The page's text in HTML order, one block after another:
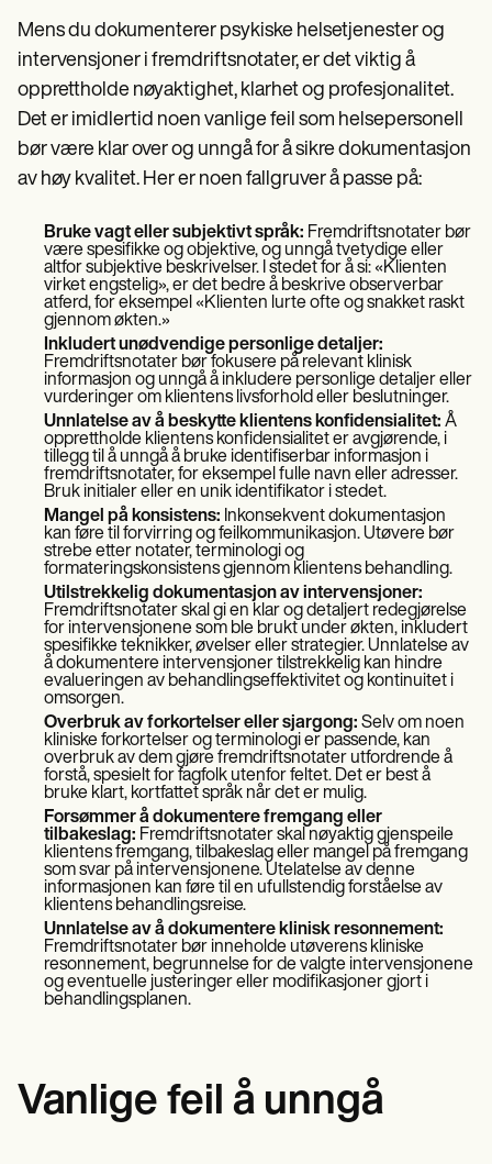
Mens du dokumenterer psykiske helsetjenester og
intervensjoner i fremdriftsnotater, er det viktig å
opprettholde nøyaktighet, klarhet og profesjonalitet.
Det er imidlertid noen vanlige feil som helsepersonell
bør være klar over og unngå for å sikre dokumentasjon
av høy kvalitet. Her er noen fallgruver å passe på:
Bruke vagt eller subjektivt språk: Fremdriftsnotater bør
være spesifikke og objektive, og unngå tvetydige eller
altfor subjektive beskrivelser. I stedet for å si: «Klienten
virket engstelig», er det bedre å beskrive observerbar
atferd, for eksempel «Klienten lurte ofte og snakket raskt
gjennom økten.»
Inkludert unødvendige personlige detaljer:
Fremdriftsnotater bør fokusere på relevant klinisk
informasjon og unngå å inkludere personlige detaljer eller
vurderinger om klientens livsforhold eller beslutninger.
Unnlatelse av å beskytte klientens konfidensialitet: Å
opprettholde klientens konfidensialitet er avgjørende, i
tillegg til å unngå å bruke identifiserbar informasjon i
fremdriftsnotater, for eksempel fulle navn eller adresser.
Bruk initialer eller en unik identifikator i stedet.
Mangel på konsistens: Inkonsekvent dokumentasjon
kan føre til forvirring og feilkommunikasjon. Utøvere bør
strebe etter notater, terminologi og
formateringskonsistens gjennom klientens behandling.
Utilstrekkelig dokumentasjon av intervensjoner:
Fremdriftsnotater skal gi en klar og detaljert redegjørelse
for intervensjonene som ble brukt under økten, inkludert
spesifikke teknikker, øvelser eller strategier. Unnlatelse av
å dokumentere intervensjoner tilstrekkelig kan hindre
evalueringen av behandlingseffektivitet og kontinuitet i
omsorgen.
Overbruk av forkortelser eller sjargong: Selv om noen
kliniske forkortelser og terminologi er passende, kan
overbruk av dem gjøre fremdriftsnotater utfordrende å
forstå, spesielt for fagfolk utenfor feltet. Det er best å
bruke klart, kortfattet språk når det er mulig.
Forsømmer å dokumentere fremgang eller
tilbakeslag: Fremdriftsnotater skal nøyaktig gjenspeile
klientens fremgang, tilbakeslag eller mangel på fremgang
som svar på intervensjonene. Utelatelse av denne
informasjonen kan føre til en ufullstendig forståelse av
klientens behandlingsreise.
Unnlatelse av å dokumentere klinisk resonnement:
Fremdriftsnotater bør inneholde utøverens kliniske
resonnement, begrunnelse for de valgte intervensjonene
og eventuelle justeringer eller modifikasjoner gjort i
behandlingsplanen.
Vanlige feil å unngå